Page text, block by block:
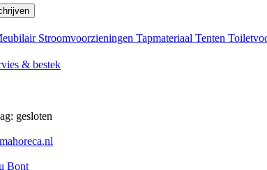
Stroomvoorzieningen Tapmateriaal Tenten
& bestek
gesloten
Bont